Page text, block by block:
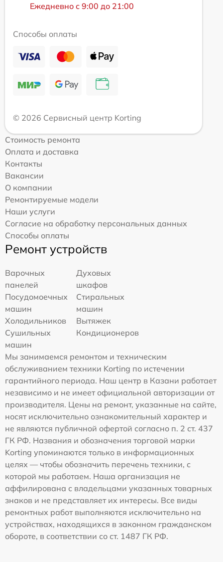
Ежедневно с 9:00 до 21:00
Способы оплаты
© 2026 Сервисный центр Korting
Стоимость ремонта
Оплата и доставка
Контакты
Вакансии
О компании
Ремонтируемые модели
Наши услуги
Согласие на обработку персональных данных
Способы оплаты
Ремонт устройств
Варочных
панелей
Духовых
шкафов
Посудомоечных
машин
Стиральных
машин
Холодильников
Вытяжек
Сушильных
машин
Кондиционеров
Мы занимаемся ремонтом и техническим
обслуживанием техники Korting по истечении
гарантийного периода. Наш центр в Казани работает
независимо и не имеет официальной авторизации от
производителя. Цены на ремонт, указанные на сайте,
носят исключительно ознакомительный характер и
не являются публичной офертой согласно п. 2 ст. 437
ГК РФ. Названия и обозначения торговой марки
Korting упоминаются только в информационных
целях — чтобы обозначить перечень техники, с
которой мы работаем. Наша организация не
аффилирована с владельцами указанных товарных
знаков и не представляет их интересы. Все виды
ремонтных работ выполняются исключительно на
устройствах, находящихся в законном гражданском
обороте, в соответствии со ст. 1487 ГК РФ.